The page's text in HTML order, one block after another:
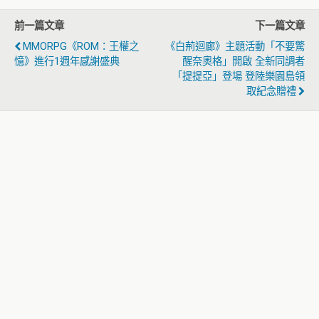
前一篇文章
MMORPG《ROM：王權之
憶》進行1週年感謝盛典
下一篇文章
《白荊迴廊》主題活動「不要驚
醒奈奧格」開啟 全新同調者
「提提亞」登場 登陸樂園島領
取紀念贈禮